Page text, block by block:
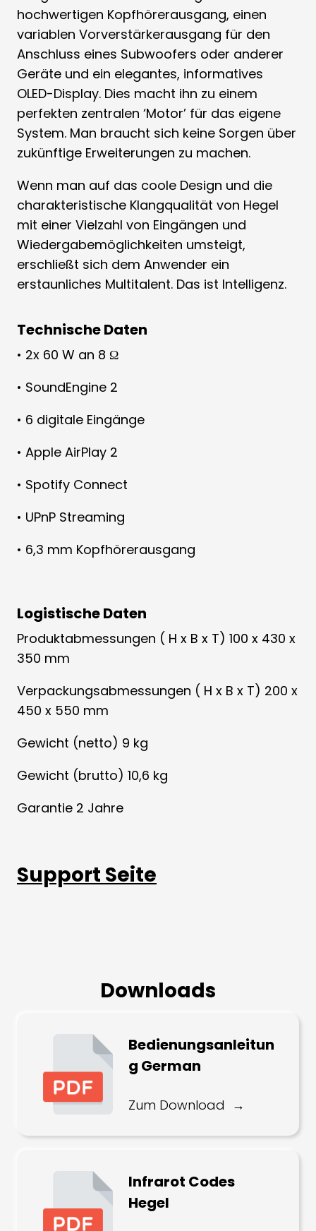
hochwertigen Kopfhörerausgang, einen
variablen Vorverstärkerausgang für den
Anschluss eines Subwoofers oder anderer
Geräte und ein elegantes, informatives
OLED-Display. Dies macht ihn zu einem
perfekten zentralen ‘Motor’ für das eigene
System. Man braucht sich keine Sorgen über
zukünftige Erweiterungen zu machen.
Wenn man auf das coole Design und die
charakteristische Klangqualität von Hegel
mit einer Vielzahl von Eingängen und
Wiedergabemöglichkeiten umsteigt,
erschließt sich dem Anwender ein
erstaunliches Multitalent. Das ist Intelligenz.
Technische Daten
• 2x 60 W an 8 Ω
• SoundEngine 2
• 6 digitale Eingänge
• Apple AirPlay 2
• Spotify Connect
• UPnP Streaming
• 6,3 mm Kopfhörerausgang
Logistische Daten
Produktabmessungen ( H x B x T) 100 x 430 x
350 mm
Verpackungsabmessungen ( H x B x T) 200 x
450 x 550 mm
Gewicht (netto) 9 kg
Gewicht (brutto) 10,6 kg
Garantie 2 Jahre
Support Seite
Downloads
Bedienungsanleitun
g German
Zum Download
Infrarot Codes
Hegel